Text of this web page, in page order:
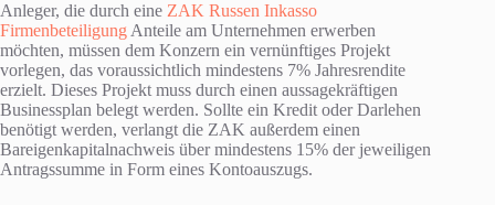
Anleger, die durch eine ZAK Russen Inkasso
Firmenbeteiligung Anteile am Unternehmen erwerben
möchten, müssen dem Konzern ein vernünftiges Projekt
vorlegen, das voraussichtlich mindestens 7% Jahresrendite
erzielt. Dieses Projekt muss durch einen aussagekräftigen
Businessplan belegt werden. Sollte ein Kredit oder Darlehen
benötigt werden, verlangt die ZAK außerdem einen
Bareigenkapitalnachweis über mindestens 15% der jeweiligen
Antragssumme in Form eines Kontoauszugs.